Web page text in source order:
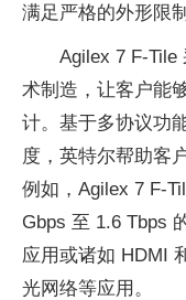
满足严格的外形限
Agilex 7 F-Tile
术制造，让客户能
计。基于多协议功
度，英特尔帮助客
例如，Agilex 7 F-
Gbps 至 1.6 Tbps
应用或诸如 HDMI
光网络等应用。